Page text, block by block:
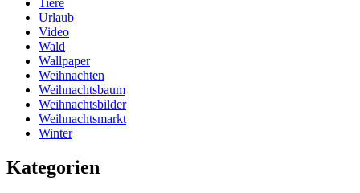
Tiere
Urlaub
Video
Wald
Wallpaper
Weihnachten
Weihnachtsbaum
Weihnachtsbilder
Weihnachtsmarkt
Winter
Kategorien